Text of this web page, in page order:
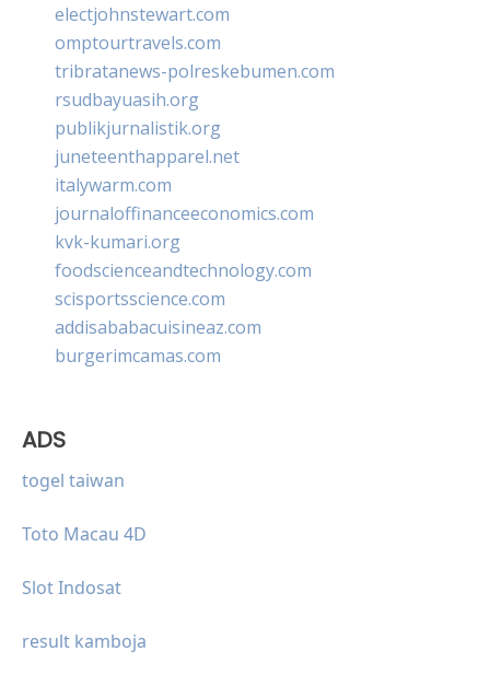
electjohnstewart.com
omptourtravels.com
tribratanews-polreskebumen.com
rsudbayuasih.org
publikjurnalistik.org
juneteenthapparel.net
italywarm.com
journaloffinanceeconomics.com
kvk-kumari.org
foodscienceandtechnology.com
scisportsscience.com
addisababacuisineaz.com
burgerimcamas.com
ADS
togel taiwan
Toto Macau 4D
Slot Indosat
result kamboja